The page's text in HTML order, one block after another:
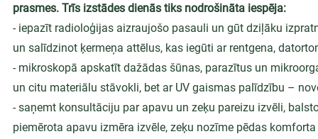
prasmes. Trīs izstādes dienās tiks nodrošināta iespēja:
- iepazīt radioloģijas aizraujošo pasauli un gūt dziļāku
un salīdzinot ķermeņa attēlus, kas iegūti ar rentgena,
- mikroskopā apskatīt dažādas šūnas, parazītus un
un citu materiālu stāvokli, bet ar UV gaismas palīdzību –
- saņemt konsultāciju par apavu un zeķu pareizu izvēli,
piemērota apavu izmēra izvēle, zeķu nozīme pēdas